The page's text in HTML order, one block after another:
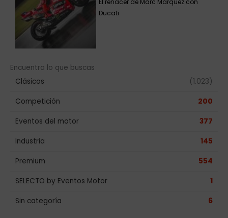
El renacer de Marc Márquez con
Ducati
Encuentra lo que buscas
Clásicos
(1.023)
Competición 200
Eventos del motor 377
Industria 145
Premium 554
SELECTO by Eventos Motor 1
Sin categoría 6